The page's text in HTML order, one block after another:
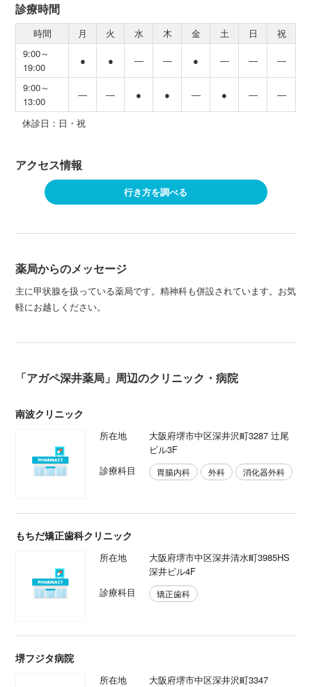
診療時間
時間 月 火 水 木 金 土 日
祝
9:00～
19:00
● ● ― ― ● ― ― ―
9:00～
13:00
― ― ● ● ― ● ― ―
休診日：日・祝
アクセス情報
行き方を調べる
薬局からのメッセージ
主に甲状腺を扱っている薬局です。精神科も併設されています。お気
軽にお越しください。
「アガペ深井薬局」周辺のクリニック・病院
南波クリニック
所在地
大阪府堺市中区深井沢町3287 辻尾
ビル3F
診療科目
胃腸内科 外科 消化器外科
もちだ矯正歯科クリニック
所在地
大阪府堺市中区深井清水町3985HS
深井ビル4F
診療科目
矯正歯科
堺フジタ病院
所在地
大阪府堺市中区深井沢町3347